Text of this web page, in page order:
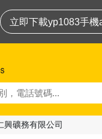
立即下載yp1083手機
興礦務有限公司